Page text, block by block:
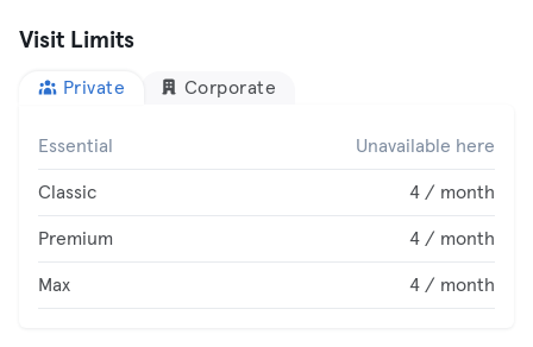
Visit Limits
Private Corporate
Essential Unavailable here
Classic 4 / month
Premium 4 / month
Max 4 / month